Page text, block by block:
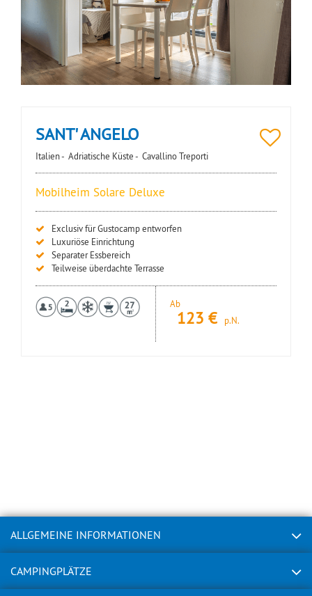
SANT' ANGELO
Italien - Adriatische Küste - Cavallino Treporti
Mobilheim Solare Deluxe
Exclusiv für Gustocamp entworfen
Luxuriöse Einrichtung
Separater Essbereich
Teilweise überdachte Terrasse
Ab
123 € p.N.
ALLGEMEINE INFORMATIONEN
CAMPINGPLÄTZE